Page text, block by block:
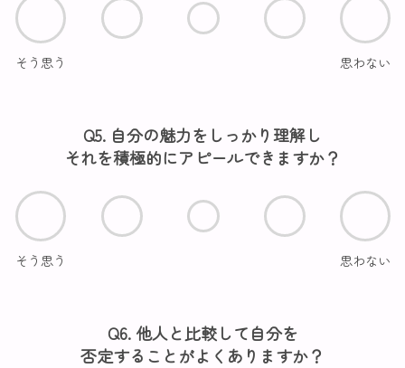
そう思う 思わない
Q5. 自分の魅力をしっかり理解し
それを積極的にアピールできますか？
そう思う 思わない
Q6. 他人と比較して自分を
否定することがよくありますか？